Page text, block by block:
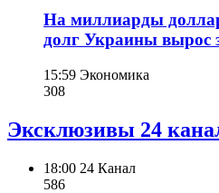
На миллиарды
долг Украины вырос
15:59 Экономика
308
Эксклюзивы 24
18:00 24 Канал
586